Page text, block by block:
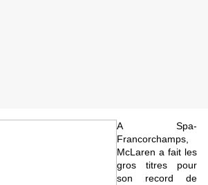
A Spa-
Francorchamps,
McLaren a fait les
gros titres pour
son record de